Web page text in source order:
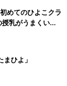
めてのひよこクラ
乳がうまくい
トラブル 解決テ
ひよ」